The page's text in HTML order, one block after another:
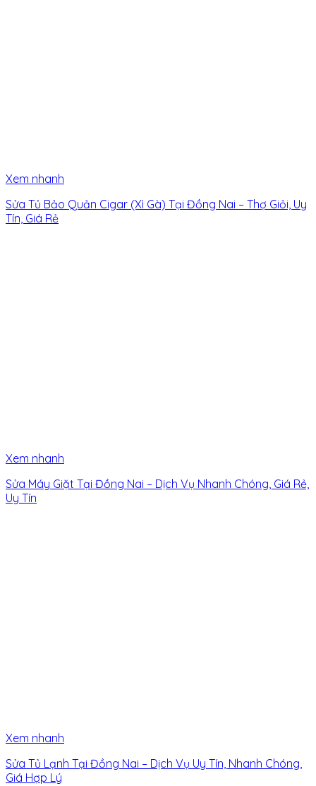
Xem nhanh
Sửa Tủ Bảo Quản Cigar (Xì Gà) Tại Đồng Nai – Thợ Giỏi, Uy
Tín, Giá Rẻ
Xem nhanh
Sửa Máy Giặt Tại Đồng Nai – Dịch Vụ Nhanh Chóng, Giá Rẻ,
Uy Tín
Xem nhanh
Sửa Tủ Lạnh Tại Đồng Nai – Dịch Vụ Uy Tín, Nhanh Chóng,
Giá Hợp Lý